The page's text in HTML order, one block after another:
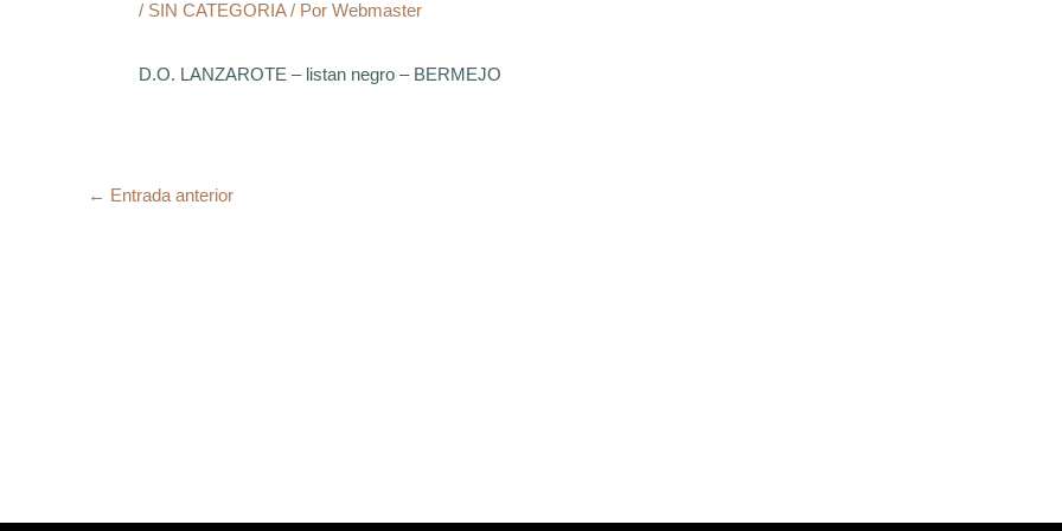
/ SIN CATEGORIA/ Por Webmaster
D.O. LANZAROTE – listan negro – BERMEJO
← Entrada anterior